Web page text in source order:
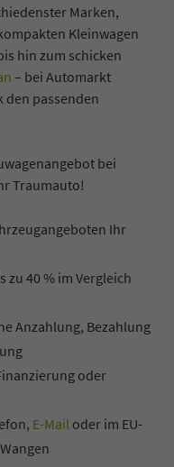
Marken,
Kleinwagen
hin zum schicken
– bei Automarkt
den passenden
bei
Traumauto!
Ihr
zu 40 % im Vergleich
Anzahlung, Bezahlung
oder
E-Mailoder im EU-